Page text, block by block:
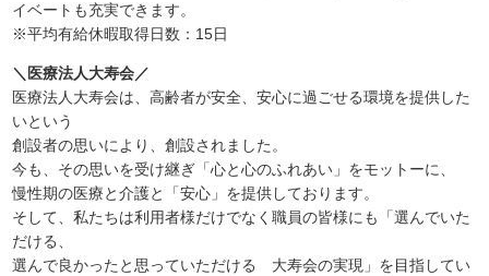
イベートも充実できます。
※平均有給休暇取得日数：15日
＼医療法人大寿会／
医療法人大寿会は、高齢者が安全、安心に過ごせる環境を提供した
いという
創設者の思いにより、創設されました。
今も、その思いを受け継ぎ「心と心のふれあい」をモットーに、
慢性期の医療と介護と「安心」を提供しております。
そして、私たちは利用者様だけでなく職員の皆様にも「選んでいた
だける、
選んで良かったと思っていただける 大寿会の実現」を目指してい